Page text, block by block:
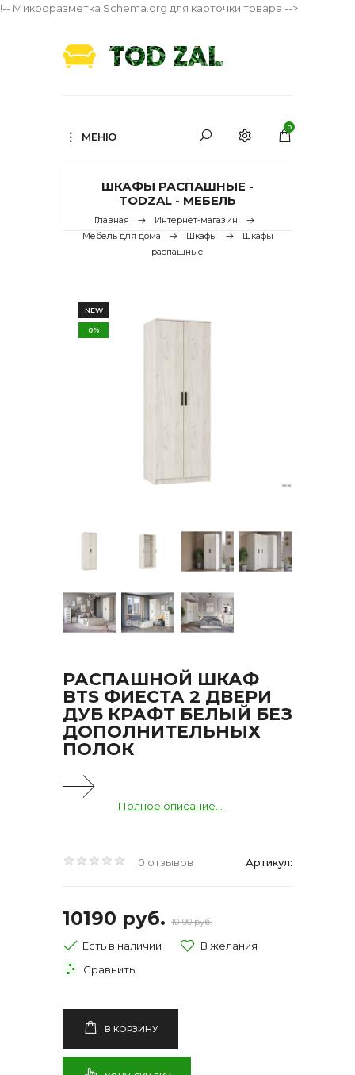
!-- Микроразметка Schema.org для карточки товара -->
МЕНЮ
0
ШКАФЫ РАСПАШНЫЕ -
TODZAL - МЕБЕЛЬ
Главная
Интернет-магазин
Мебель для дома
Шкафы
Шкафы
распашные
NEW
0%
РАСПАШНОЙ ШКАФ
BTS ФИЕСТА 2 ДВЕРИ
ДУБ КРАФТ БЕЛЫЙ БЕЗ
ДОПОЛНИТЕЛЬНЫХ
ПОЛОК
Полное описание...
0 отзывов Артикул:
10190 руб. 10190 руб.
Есть в наличии
В КОРЗИНУ